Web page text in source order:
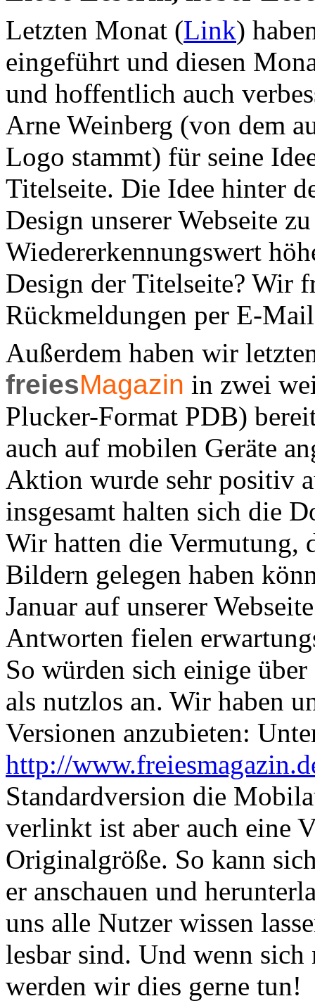
Letzten Monat (Link)
eingeführt und diesen
und hoffentlich auch
Arne Weinberg (von dem
Logo stammt) für seine
Titelseite. Die Idee hinter
Design unserer Webseite
Wiedererkennungswert
Design der Titelseite? Wir
Rückmeldungen per E-
Außerdem haben wir
freiesMagazin in zwei
Plucker-Format PDB)
auch auf mobilen Geräte
Aktion wurde sehr positiv
insgesamt halten sich die
Wir hatten die Vermutung,
Bildern gelegen haben
Januar auf unserer
Antworten fielen
So würden sich einige
als nutzlos an. Wir haben
Versionen anzubieten:
http://
Standardversion die
verlinkt ist aber auch eine
Originalgröße. So kann
er anschauen und
uns alle Nutzer wissen
lesbar sind. Und wenn sich
werden wir dies gerne tun!